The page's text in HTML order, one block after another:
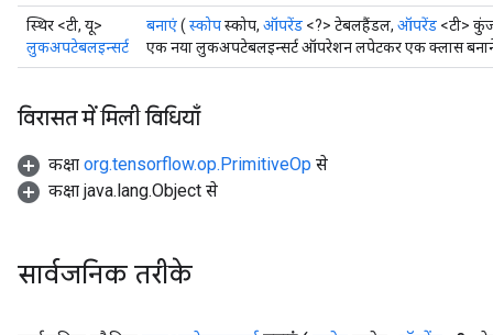
स्थिर <टी, यू>
लुकअपटेबलइन्सर्ट
बनाएं( स्कोपस्कोप, ऑपरेंड <?> टेबलहैंडल, ऑपरेंड <टी>
एक नया लुकअपटेबलइन्सर्ट ऑपरेशन लपेटकर एक क्लास बनाने
विरासत में मिली विधियाँ
कक्षा org.tensorflow.op.PrimitiveOp से
कक्षा java.lang.Object से
सार्वजनिक तरीके